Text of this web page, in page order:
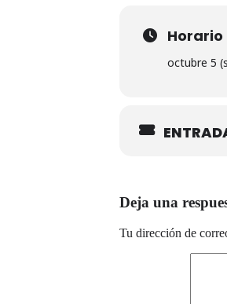
Horario
octubre 5
Deja una
Tu dirección de